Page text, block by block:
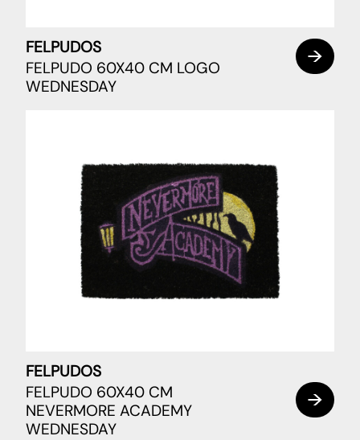
FELPUDOS
FELPUDO 60X40 CM LOGO
WEDNESDAY
FELPUDOS
FELPUDO 60X40 CM
NEVERMORE ACADEMY
WEDNESDAY